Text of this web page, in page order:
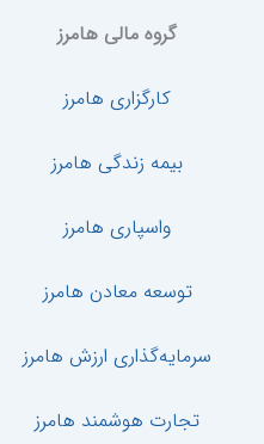
گروه مالی هامرز
کارگزاری هامرز
بیمه زندگی هامرز
واسپاری هامرز
توسعه معادن هامرز
سرمایه‌گذاری ارزش هامرز
تجارت هوشمند هامرز